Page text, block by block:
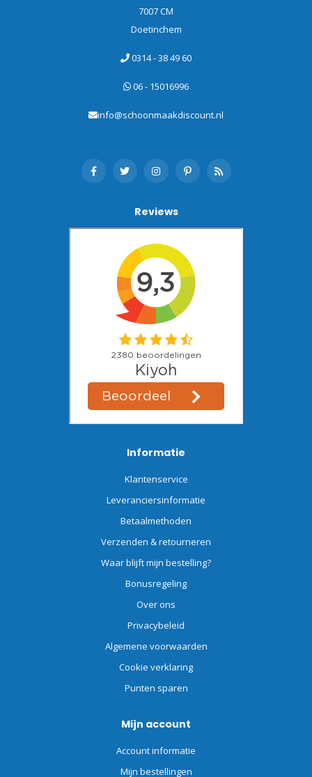
7007 CM
Doetinchem
0314 - 38 49 60
06 - 15016996
info@schoonmaakdiscount.nl
Reviews
Informatie
Klantenservice
Leveranciersinformatie
Betaalmethoden
Verzenden & retourneren
Waar blijft mijn bestelling?
Bonusregeling
Over ons
Privacybeleid
Algemene voorwaarden
Cookie verklaring
Punten sparen
Mijn account
Account informatie
Mijn bestellingen